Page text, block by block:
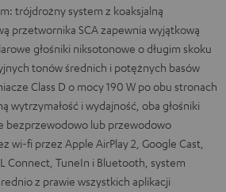
trójdrożny system z koaksjalną
przetwornika SCA zapewnia wyjątkową
głośniki niksotonowe o długim skoku
tonów średnich i potężnych basów
Class D o mocy 190 W po obu stronach
wytrzymałość i wydajność, oba głośniki
bezprzewodowo lub przewodowo
wi-fi przez Apple AirPlay 2, Google Cast,
Connect, TuneIn i Bluetooth, system
z prawie wszystkich aplikacji